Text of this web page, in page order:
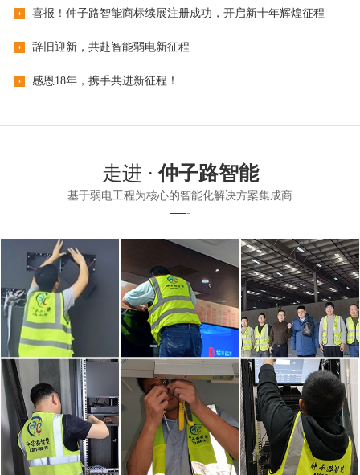
喜报！仲子路智能商标续展注册成功，开启新十年辉煌征程
辞旧迎新，共赴智能弱电新征程
感恩18年，携手共进新征程！
走进 ·仲子路智能
基于弱电工程为核心的智能化解决方案集成商